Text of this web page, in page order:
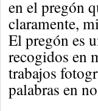
en el pregón
claramente,
El pregón es
recogidos en
trabajos
palabras en